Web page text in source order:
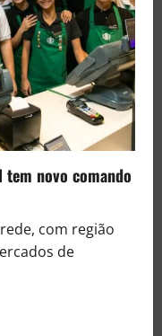
novo comando
com região
de